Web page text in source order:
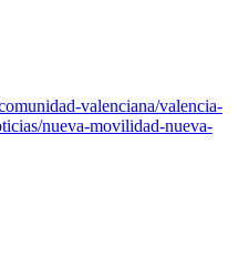
valenciana/valencia-
nueva-movilidad-nueva-